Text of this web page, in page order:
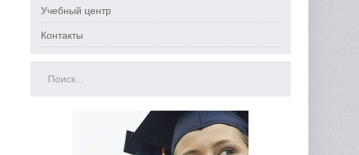
Учебный центр
Контакты